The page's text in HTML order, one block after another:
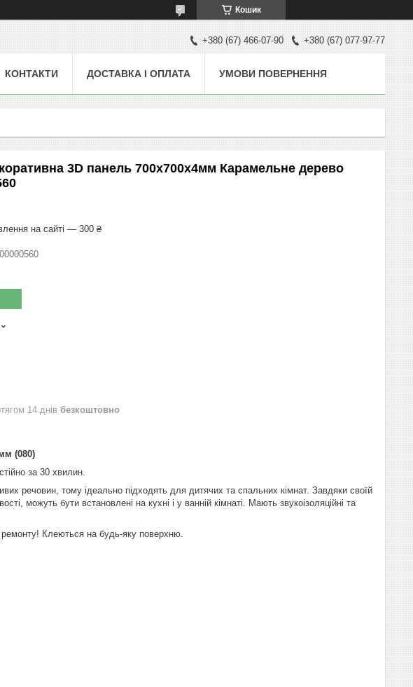
Кошик
+380 (67) 466-07-90 +380 (67) 077-97-77
КОНТАКТИ ДОСТАВКА І ОПЛАТА УМОВИ ПОВЕРНЕННЯ
3D панель 700x700x4мм Карамельне дерево
на сайті — 300 ₴
14 днів безкоштовно
(080)
за 30 хвилин.
речовин, тому ідеально підходять для дитячих та спальних кімнат. Завдяки своїй
можуть бути встановлені на кухні і у ванній кімнаті. Мають звукоізоляційні та
ремонту! Клеються на будь-яку поверхню.